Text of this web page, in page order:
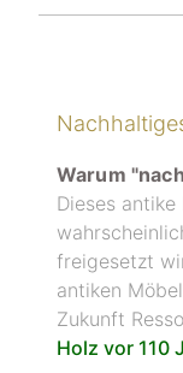
Warum
Dieses
freigesetzt
antiken
Zukunft
Holz vor 110